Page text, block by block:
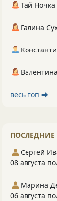
Тай Ночка
Галина
весь топ ⮕
ПОСЛЕДНИЕ
Сергей
08 августа
Марина
06 августа